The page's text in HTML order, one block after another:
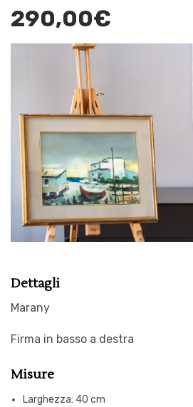
290,00€
Dettagli
Marany
Firma in basso a destra
Misure
Larghezza: 40 cm